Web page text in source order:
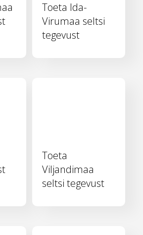
Toeta Ida-
Virumaa seltsi
tegevust
Toeta
Viljandimaa
seltsi tegevust